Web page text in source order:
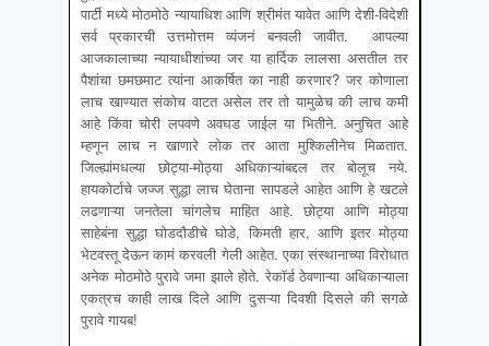
पार्टी मध्ये मोठमोठे न्यायाधिश आणि श्रीमंत यावेत आणि देशी-विदेशी
सर्व प्रकारची उत्तमोत्तम व्यंजनं बनवली जावीत. आपल्या
आजकालाच्या न्यायाधीशांच्या जर या हार्दिक लालसा असतील तर
पैशांचा छमछमाट त्यांना आकर्षित का नाही करणार? जर कोणाला
लाच खाण्यात संकोच वाटत असेल तर तो यामुळेच की लाच कमी
आहे किंवा चोरी लपवणे अवघड जाईल या भितीने. अनुचित आहे
म्हणून लाच न खाणारे लोक तर आता मुश्किलीनेच मिळतात.
जिल्ह्यांमधल्या छोट्या-मोठ्या अधिकाऱ्यांबद्दल तर बोलूच नये.
हायकोर्टाचे जज्ज सुद्धा लाच घेताना सापडले आहेत आणि हे खटले
लढणाऱ्या जनतेला चांगलेच माहित आहे. छोट्या आणि मोठ्या
साहेबंना सुद्धा घोडदौडीचे घोडे, किमती हार, आणि इतर मोठ्या
भेटवस्तू देऊन कामं करवली गेली आहेत. एका संस्थानाच्या विरोधात
अनेक मोठमोठे पुरावे जमा झाले होते. रेकॉर्ड ठेवणाऱ्या अधिकाऱ्याला
एकत्रच काही लाख दिले आणि दुसऱ्या दिवशी दिसले की सगळे
पुरावे गायब!